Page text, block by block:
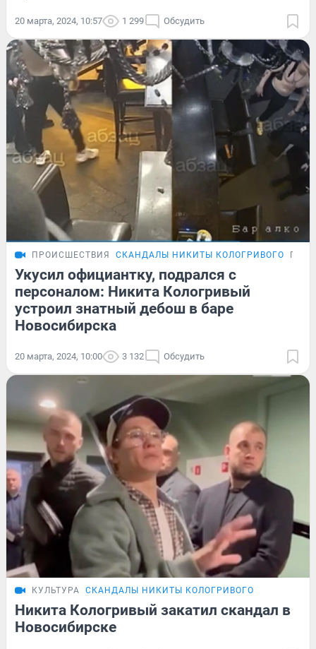
20 марта, 2024, 10:57 1 299 Обсудить
ПРОИСШЕСТВИЯ СКАНДАЛЫ НИКИТЫ КОЛОГРИВОГО
Укусил официантку, подрался с
персоналом: Никита Кологривый
устроил знатный дебош в баре
Новосибирска
20 марта, 2024, 10:00 3 132 Обсудить
КУЛЬТУРА СКАНДАЛЫ НИКИТЫ КОЛОГРИВОГО
Никита Кологривый закатил скандал в
Новосибирске